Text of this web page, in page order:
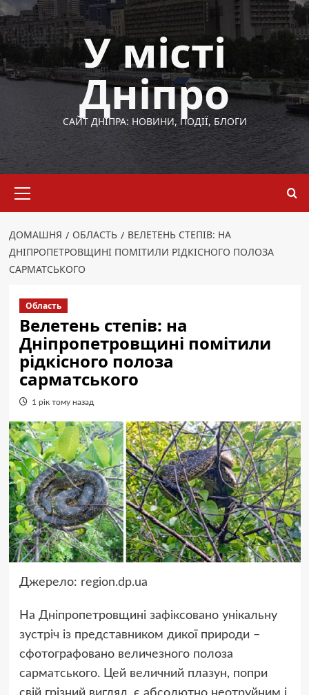
Перейти
до
вмісту
У місті
Дніпро
САЙТ ДНІПРА: НОВИНИ, ПОДІЇ, БЛОГИ
меню
ДОМАШНЯ ОБЛАСТЬ
ВЕЛЕТЕНЬ СТЕПІВ: НА
ДНІПРОПЕТРОВЩИНІ ПОМІТИЛИ РІДКІСНОГО ПОЛОЗА
САРМАТСЬКОГО
Область
Велетень степів: на
Дніпропетровщині помітили
рідкісного полоза
сарматського
1 рік тому назад
Джерело: region.dp.ua
На Дніпропетровщині зафіксовано унікальну
зустріч із представником дикої природи –
сфотографовано величезного полоза
сарматського. Цей величний плазун, попри